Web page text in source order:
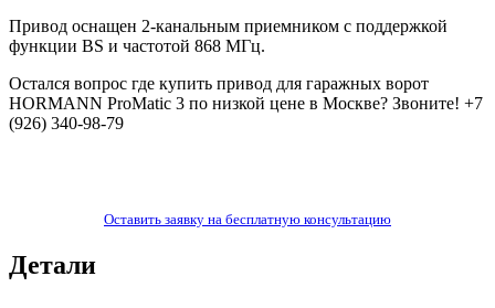
Привод оснащен 2-канальным приемником с поддержкой
функции BS и частотой 868 МГц.
Остался вопрос где купить привод для гаражных ворот
HORMANN ProMatic 3 по низкой цене в Москве? Звоните! +7
(926) 340-98-79
Оставить заявку на бесплатную консультацию
Детали